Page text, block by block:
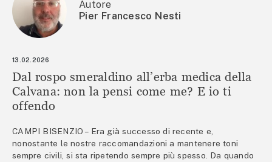
Autore
Pier Francesco Nesti
13.02.2026
Dal rospo smeraldino all’erba medica della
Calvana: non la pensi come me? E io ti
offendo
CAMPI BISENZIO – Era già successo di recente e,
nonostante le nostre raccomandazioni a mantenere toni
sempre civili, si sta ripetendo sempre più spesso. Da quando